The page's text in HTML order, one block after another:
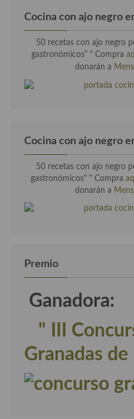
Cocina con ajo negro
50 recetas con ajo negro
gastronómicos" " Compra
donarán a
Cocina con ajo negro
50 recetas con ajo negro
gastronómicos" " Compra
donarán a
Premio
Ganadora:
" III
Granadas de